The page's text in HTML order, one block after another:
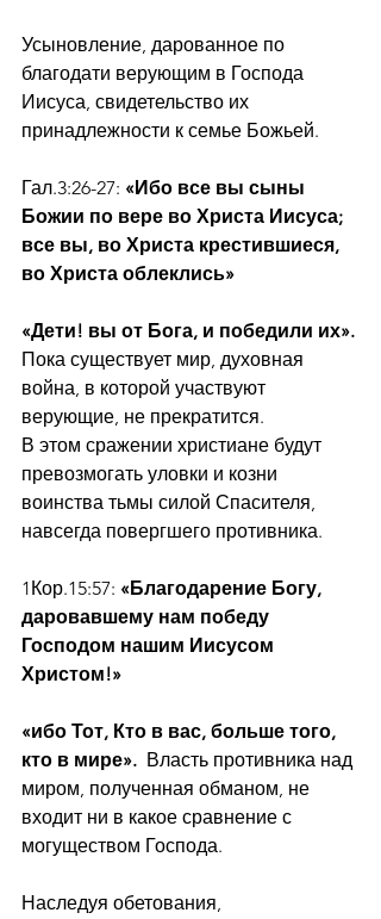
Усыновление, дарованное по
благодати верующим в Господа
Иисуса, свидетельство их
принадлежности к семье Божьей.
Гал.3:26-27: «Ибо все вы сыны
Божии по вере во Христа Иисуса;
все вы, во Христа крестившиеся,
во Христа облеклись»
«Дети! вы от Бога, и победили их».
Пока существует мир, духовная
война, в которой участвуют
верующие, не прекратится.
В этом сражении христиане будут
превозмогать уловки и козни
воинства тьмы силой Спасителя,
навсегда повергшего противника.
1Кор.15:57: «Благодарение Богу,
даровавшему нам победу
Господом нашим Иисусом
Христом!»
«ибо Тот, Кто в вас, больше того,
кто в мире». Власть противника над
миром, полученная обманом, не
входит ни в какое сравнение с
могуществом Господа.
Наследуя обетования,